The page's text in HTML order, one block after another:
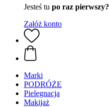
Jesteś tu po raz pierwszy?
Załóż konto
Marki
PODRÓŻE
Pielęgnacja
Makijaż